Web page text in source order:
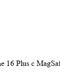
16 Plus c